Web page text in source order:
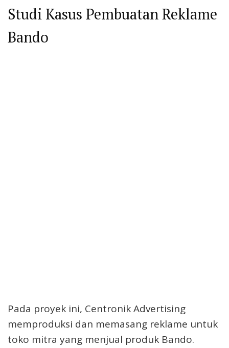
Studi Kasus Pembuatan Reklame
Bando
Pada proyek ini, Centronik Advertising
memproduksi dan memasang reklame untuk
toko mitra yang menjual produk Bando.